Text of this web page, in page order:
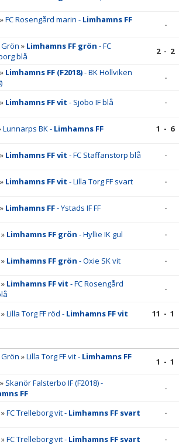
FC Rosengård marin - Limhamns FF
-
Grön » Limhamns FF grön - FC
blå
2 - 2
» Limhamns FF (F2018)- BK Höllviken
-
» Limhamns FF vit - Sjöbo IF blå -
Lunnarps BK - Limhamns FF 1 - 6
Limhamns FF vit - FC Staffanstorp blå -
» Limhamns FF vit - Lilla Torg FF svart -
» Limhamns FF- Ystads IF FF -
» Limhamns FF grön - Hyllie IK gul -
» Limhamns FF grön - Oxie SK vit -
» Limhamns FF vit - FC Rosengård
-
»Lilla Torg FF röd - Limhamns FF vit 11 - 1
Grön »Lilla Torg FF vit - Limhamns FF
1 - 1
» Skanör Falsterbo IF (F2018) -
FF
-
»FC Trelleborg vit - Limhamns FF svart -
»FC Trelleborg vit - Limhamns FF svart -